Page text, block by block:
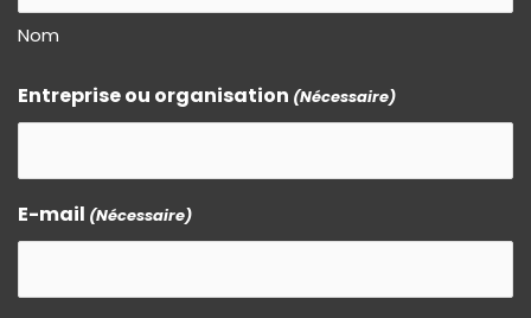
Nom
Entreprise ou organisation (Nécessaire)
E-mail (Nécessaire)